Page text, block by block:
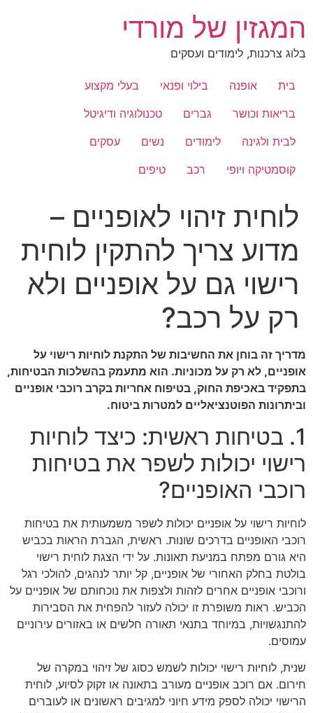
לתוכן
המגזין של מורדי
בלוג צרכנות, לימודים ועסקים
בית אופנה בילוי ופנאי
בעלי מקצוע
בריאות וכושר
גברים
טכנולוגיה ודיגיטל
לבית ולגינה
לימודים נשים
עסקים
קוסמטיקה ויופי
רכב טיפים
לוחית זיהוי לאופניים –
מדוע צריך להתקין לוחית
רישוי גם על אופניים ולא
רק על רכב?
מדריך זה בוחן את החשיבות של התקנת לוחיות רישוי על
אופניים, לא רק על מכוניות. הוא מתעמק בהשלכות הבטיחות,
בתפקיד באכיפת החוק, בטיפוח אחריות בקרב רוכבי אופניים
וביתרונות הפוטנציאליים למטרות ביטוח.
1. בטיחות ראשית: כיצד לוחיות
רישוי יכולות לשפר את בטיחות
רוכבי האופניים?
לוחיות רישוי על אופניים יכולות לשפר משמעותית את בטיחות
רוכבי האופניים בדרכים שונות. ראשית, הגברת הראות בכביש
היא גורם מפתח במניעת תאונות. על ידי הצגת לוחית רישוי
בולטת בחלק האחורי של אופניים, קל יותר לנהגים, להולכי רגל
ורוכבי אופניים אחרים לזהות ולצפות את נוכחותם של אופניים על
הכביש. ראות משופרת זו יכולה לעזור להפחית את הסבירות
להתנגשויות, במיוחד בתנאי תאורה חלשים או באזורים עירוניים
עמוסים.
שנית, לוחיות רישוי יכולות לשמש כסוג של זיהוי במקרה של
חירום. אם רוכב אופניים מעורב בתאונה או זקוק לסיוע, לוחית
הרישוי יכולה לספק מידע חיוני למגיבים ראשונים או לעוברים